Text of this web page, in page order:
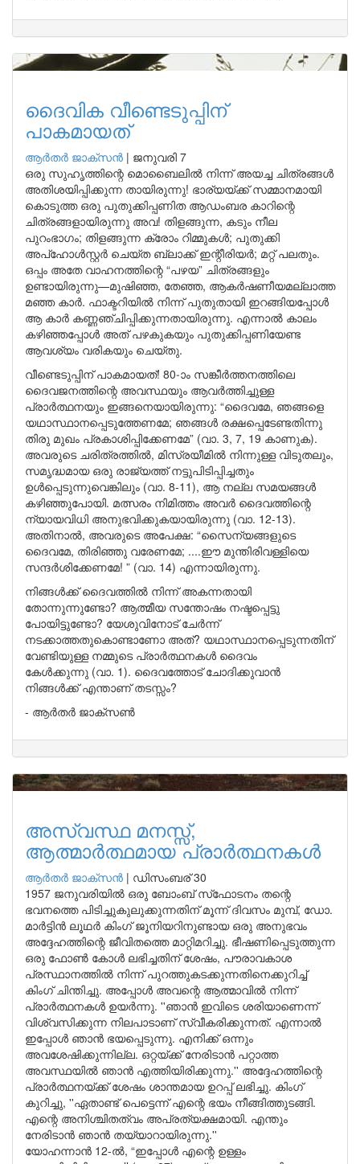
ദൈവിക വീണ്ടെടുപ്പിന്
പാകമായത്
ആർതർ ജാക്സൻ | ജനുവരി 7
ഒരു സുഹൃത്തിന്റെ മൊബൈലിൽ നിന്ന് അയച്ച ചിത്രങ്ങൾ
അതിശയിപ്പിക്കുന്ന തായിരുന്നു! ഭാര്യയ്ക്ക് സമ്മാനമായി
കൊടുത്ത ഒരു പുതുക്കിപ്പണിത ആഡംബര കാറിന്റെ
ചിത്രങ്ങളായിരുന്നു അവ! തിളങ്ങുന്ന, കടും നീല
പുറംഭാഗം; തിളങ്ങുന്ന ക്രോം റിമ്മുകൾ; പുതുക്കി
അപ്ഹോൾസ്റ്റർ ചെയ്ത ബ്ലാക്ക് ഇന്റീരിയർ; മറ്റ് പലതും.
ഒപ്പം അതേ വാഹനത്തിന്റെ “പഴയ” ചിത്രങ്ങളും
ഉണ്ടായിരുന്നു—മുഷിഞ്ഞ, തേഞ്ഞ, ആകർഷണീയമല്ലാത്ത
മഞ്ഞ കാർ. ഫാക്ടറിയിൽ നിന്ന് പുതുതായി ഇറങ്ങിയപ്പോൾ
ആ കാർ കണ്ണഞ്ചിപ്പിക്കുന്നതായിരുന്നു. എന്നാൽ കാലം
കഴിഞ്ഞപ്പോൾ അത് പഴകുകയും പുതുക്കിപ്പണിയേണ്ട
ആവശ്യം വരികയും ചെയ്തു.
വീണ്ടെടുപ്പിന് പാകമായത്! 80-ാം സങ്കീർത്തനത്തിലെ
ദൈവജനത്തിന്റെ അവസ്ഥയും ആവർത്തിച്ചുള്ള
പ്രാർത്ഥനയും ഇങ്ങനെയായിരുന്നു: “ദൈവമേ, ഞങ്ങളെ
യഥാസ്ഥാനപ്പെടുത്തേണമേ; ഞങ്ങൾ രക്ഷപ്പെടേണ്ടതിന്നു
തിരു മുഖം പ്രകാശിപ്പിക്കേണമേ” (വാ. 3, 7, 19 കാണുക).
അവരുടെ ചരിത്രത്തിൽ, മിസ്രയീമിൽ നിന്നുള്ള വിടുതലും,
സമൃദ്ധമായ ഒരു രാജ്യത്ത് നട്ടുപിടിപ്പിച്ചതും
ഉൾപ്പെടുന്നുവെങ്കിലും (വാ. 8-11), ആ നല്ല സമയങ്ങൾ
കഴിഞ്ഞുപോയി. മത്സരം നിമിത്തം അവർ ദൈവത്തിന്റെ
ന്യായവിധി അനുഭവിക്കുകയായിരുന്നു (വാ. 12-13).
അതിനാൽ, അവരുടെ അപേക്ഷ: “സൈന്യങ്ങളുടെ
ദൈവമേ, തിരിഞ്ഞു വരേണമേ; ....ഈ മുന്തിരിവള്ളിയെ
സന്ദർശിക്കേണമേ! ” (വാ. 14) എന്നായിരുന്നു.
നിങ്ങൾക്ക് ദൈവത്തിൽ നിന്ന് അകന്നതായി
തോന്നുന്നുണ്ടോ? ആത്മീയ സന്തോഷം നഷ്ടപ്പെട്ടു
പോയിട്ടുണ്ടോ? യേശുവിനോട് ചേർന്ന്
നടക്കാത്തതുകൊണ്ടാണോ അത്? യഥാസ്ഥാനപ്പെടുന്നതിന്
വേണ്ടിയുള്ള നമ്മുടെ പ്രാർത്ഥനകൾ ദൈവം
കേൾക്കുന്നു (വാ. 1). ദൈവത്തോട് ചോദിക്കുവാൻ
നിങ്ങൾക്ക് എന്താണ് തടസ്സം?
- ആർതർ ജാക്സൺ
അസ്വസ്ഥ മനസ്സ്‌,
ആത്മാർത്ഥമായ പ്രാർത്ഥനകൾ
ആർതർ ജാക്സൻ | ഡിസംബര് 30
1957 ജനുവരിയിൽ ഒരു ബോംബ് സ്‌ഫോടനം തന്റെ
ഭവനത്തെ പിടിച്ചുകുലുക്കുന്നതിന് മൂന്ന് ദിവസം മുമ്പ്, ഡോ.
മാർട്ടിൻ ലൂഥർ കിംഗ് ജൂനിയറിനുണ്ടായ ഒരു അനുഭവം
അദ്ദേഹത്തിന്റെ ജീവിതത്തെ മാറ്റിമറിച്ചു. ഭീഷണിപ്പെടുത്തുന്ന
ഒരു ഫോൺ കോൾ ലഭിച്ചതിന് ശേഷം, പൗരാവകാശ
പ്രസ്ഥാനത്തിൽ നിന്ന് പുറത്തുകടക്കുന്നതിനെക്കുറിച്ച്
കിംഗ് ചിന്തിച്ചു. അപ്പോൾ അവന്റെ ആത്മാവിൽ നിന്ന്
പ്രാർത്ഥനകൾ ഉയർന്നു. ''ഞാൻ ഇവിടെ ശരിയാണെന്ന്
വിശ്വസിക്കുന്ന നിലപാടാണ് സ്വീകരിക്കുന്നത്. എന്നാൽ
ഇപ്പോൾ ഞാൻ ഭയപ്പെടുന്നു. എനിക്ക് ഒന്നും
അവശേഷിക്കുന്നില്ല. ഒറ്റയ്ക്ക് നേരിടാൻ പറ്റാത്ത
അവസ്ഥയിൽ ഞാൻ എത്തിയിരിക്കുന്നു.'' അദ്ദേഹത്തിന്റെ
പ്രാർത്ഥനയ്ക്ക് ശേഷം ശാന്തമായ ഉറപ്പ് ലഭിച്ചു. കിംഗ്
കുറിച്ചു, ''ഏതാണ്ട് പെട്ടെന്ന് എന്റെ ഭയം നീങ്ങിത്തുടങ്ങി.
എന്റെ അനിശ്ചിതത്വം അപ്രത്യക്ഷമായി. എന്തും
നേരിടാൻ ഞാൻ തയ്യാറായിരുന്നു.''
യോഹന്നാൻ 12-ൽ, “ഇപ്പോൾ എന്റെ ഉള്ളം